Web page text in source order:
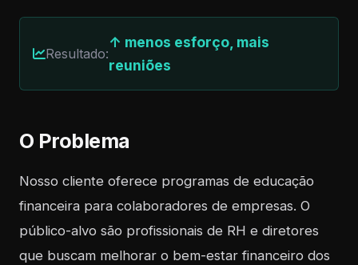
Resultado:
↑ menos esforço, mais
reuniões
O Problema
Nosso cliente oferece programas de educação
financeira para colaboradores de empresas. O
público-alvo são profissionais de RH e diretores
que buscam melhorar o bem-estar financeiro dos